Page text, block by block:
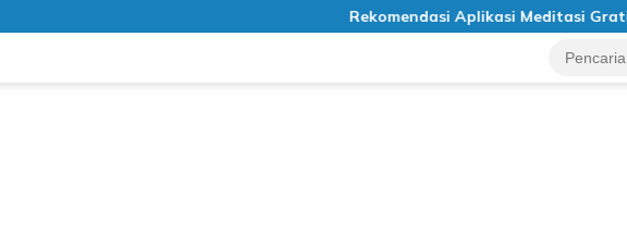
Rekomendasi Aplikasi Meditasi Gratis